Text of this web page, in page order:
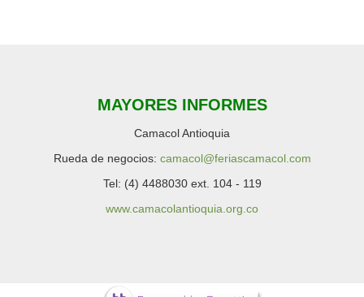
MAYORES INFORMES
Camacol Antioquia
Rueda de negocios: camacol@feriascamacol.com
Tel: (4) 4488030 ext. 104 - 119
www.camacolantioquia.org.co